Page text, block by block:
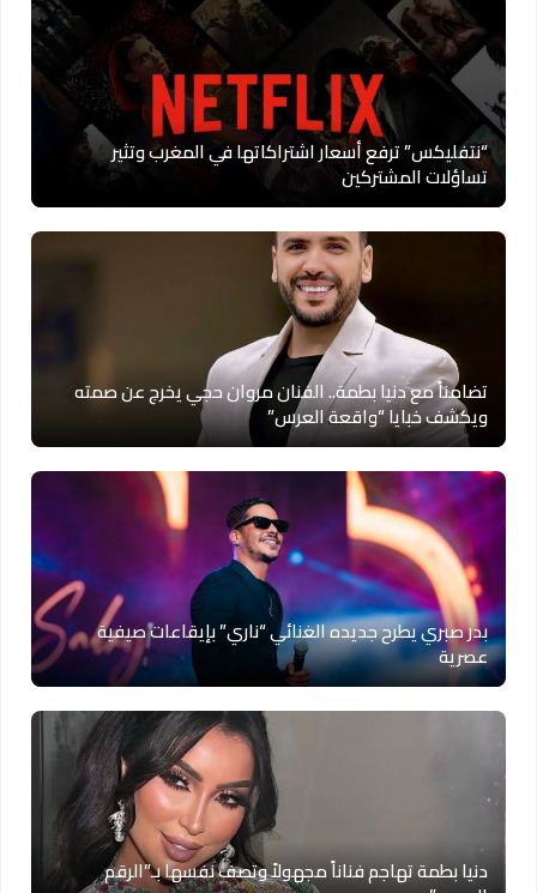
“نتفليكس” ترفع أسعار اشتراكاتها في المغرب وتثير
تساؤلات المشتركين
تضامناً مع دنيا بطمة.. الفنان مروان حجي يخرج عن صمته
ويكشف خبايا “واقعة العرس”
بدر صبري يطرح جديده الغنائي “ناري” بإيقاعات صيفية
عصرية
دنيا بطمة تهاجم فناناً مجهولاً وتصف نفسها بـ”الرقم